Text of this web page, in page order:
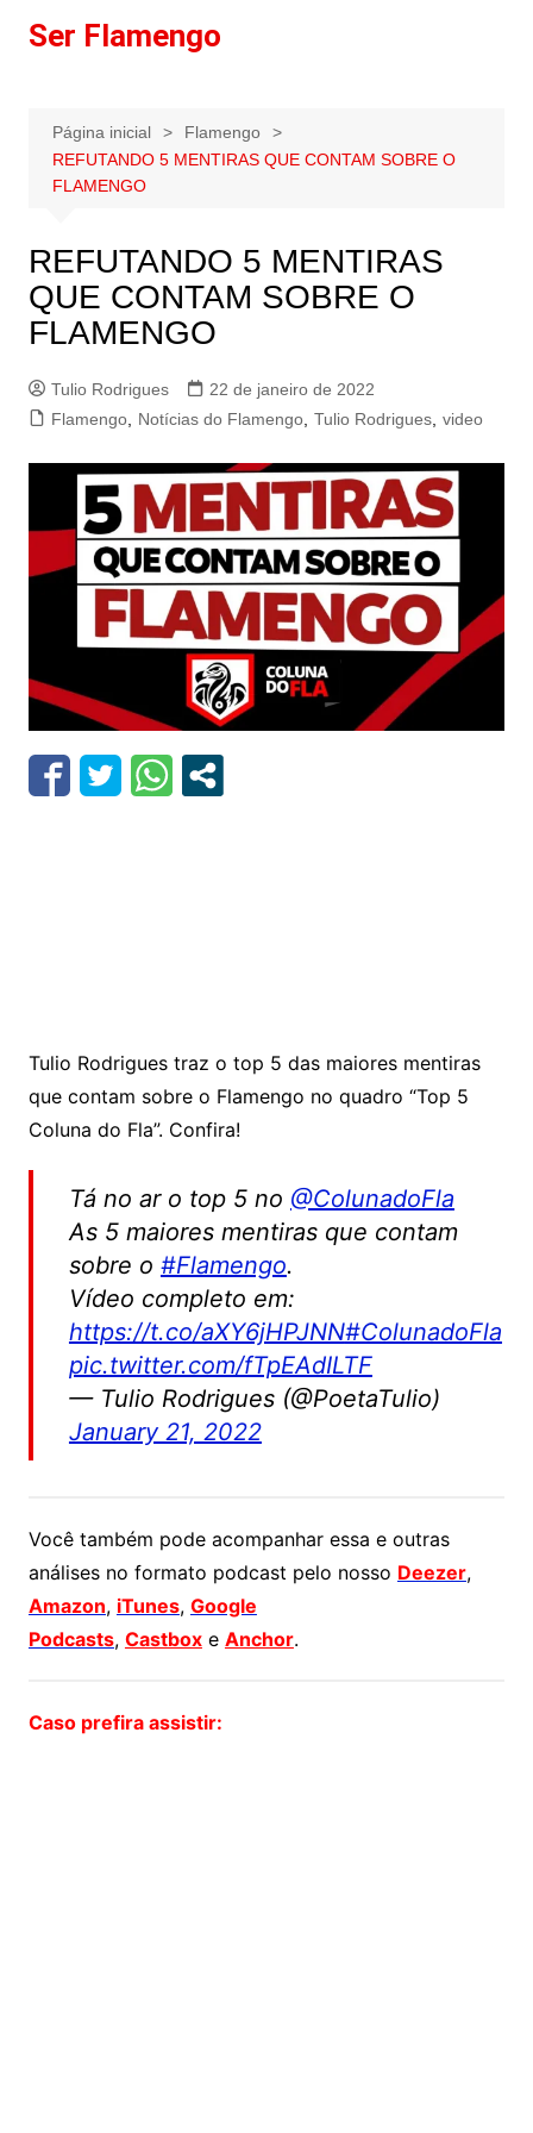
paraSer Flamengo
Página inicial
Flamengo
REFUTANDO 5 MENTIRAS QUE CONTAM SOBRE O
FLAMENGO
REFUTANDO 5 MENTIRAS
QUE CONTAM SOBRE O
FLAMENGO
Tulio Rodrigues
22 de janeiro de 2022
Flamengo, Notícias do Flamengo, Tulio Rodrigues, video
Tulio Rodrigues traz o top 5 das maiores mentiras
que contam sobre o Flamengo no quadro “Top 5
Coluna do Fla”. Confira!
Tá no ar o top 5 no @ColunadoFla
As 5 maiores mentiras que contam
sobre o #Flamengo.
Vídeo completo em:
https://t.co/aXY6jHPJNN#ColunadoFla
pic.twitter.com/fTpEAdILTF
— Tulio Rodrigues (@PoetaTulio)
January 21, 2022
Você também pode acompanhar essa e outras
análises no formato podcast pelo nosso Deezer,
Amazon, iTunes, Google
Podcasts, Castboxe Anchor.
Caso prefira assistir: